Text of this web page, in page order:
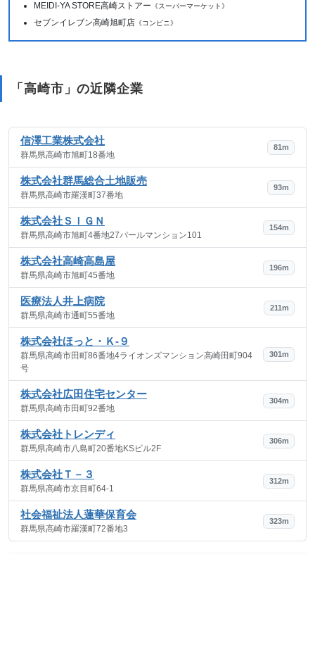
MEIDI-YA STORE高崎ストアー 《スーパーマーケット》
セブンイレブン高崎旭町店 《コンビニ》
「高崎市」の近隣企業
信澤工業株式会社
群馬県高崎市旭町18番地
81m
株式会社群馬総合土地販売
群馬県高崎市羅漢町37番地
93m
株式会社ＳＩＧＮ
群馬県高崎市旭町4番地27パールマンション101
154m
株式会社高崎高島屋
群馬県高崎市旭町45番地
196m
医療法人井上病院
群馬県高崎市通町55番地
211m
株式会社ほっと・Ｋ‐９
群馬県高崎市田町86番地4ライオンズマンション高崎田町904
号
301m
株式会社広田住宅センター
群馬県高崎市田町92番地
304m
株式会社トレンディ
群馬県高崎市八島町20番地KSビル2F
306m
株式会社Ｔ－３
群馬県高崎市京目町64-1
312m
社会福祉法人蓮華保育会
群馬県高崎市羅漢町72番地3
323m